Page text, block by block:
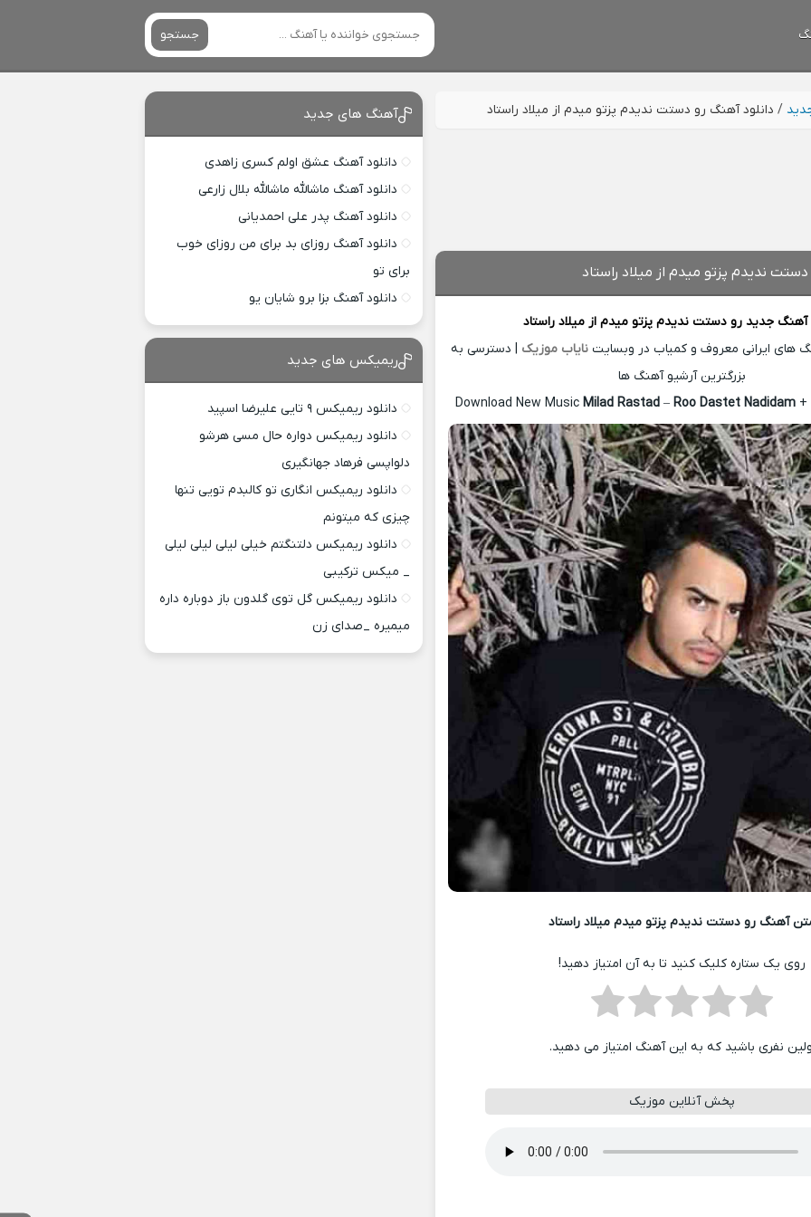
جستجو
/ دانلود آهنگ رو دستت ندیدم پزتو میدم از میلاد راستاد
ندیدم پزتو میدم از میلاد راستاد
آهنگ جدید رو دستت ندیدم پزتو میدم ازمیلاد راستاد
های ایرانی معروف و کمیاب در وبسایتنایاب موزیک | دسترسی به
بزرگترین آرشیو آهنگ ها
Download New MusicMilad Rastad –Roo Dastet Nadidam +
آهنگ رو دستت ندیدم پزتو میدم میلاد راستاد
روی یک ستاره کلیک کنید تا به آن امتیاز دهید!
نفری باشید که به این آهنگ امتیاز می دهید.
پخش آنلاین موزیک
آهنگ های جدید
دانلود آهنگ عشق اولم کسری زاهدی
دانلود آهنگ ماشالله ماشالله بلال زارعی
دانلود آهنگ پدر علی احمدیانی
دانلود آهنگ روزای بد برای من روزای خوب
برای تو
دانلود آهنگ بزا برو شایان یو
ریمیکس های جدید
دانلود ریمیکس ۹ تایی علیرضا اسپید
دانلود ریمیکس دواره حال مسی هرشو
دلواپسی فرهاد جهانگیری
دانلود ریمیکس انگاری تو کالبدم تویی تنها
چیزی که میتونم
دانلود ریمیکس دلتنگتم خیلی لیلی لیلی لیلی
_ میکس ترکیبی
دانلود ریمیکس گل توی گلدون باز دوباره داره
میمیره _صدای زن